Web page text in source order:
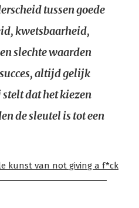
tussen goede
kwetsbaarheid,
slechte waarden
altijd gelijk
dat het kiezen
de sleutel is tot een
kunst van not giving a f*ck